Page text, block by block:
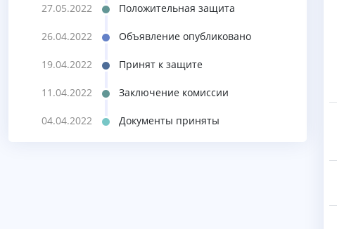
27.05.2022 Положительная защита
26.04.2022 Объявление опубликовано
19.04.2022 Принят к защите
11.04.2022 Заключение комиссии
04.04.2022 Документы приняты